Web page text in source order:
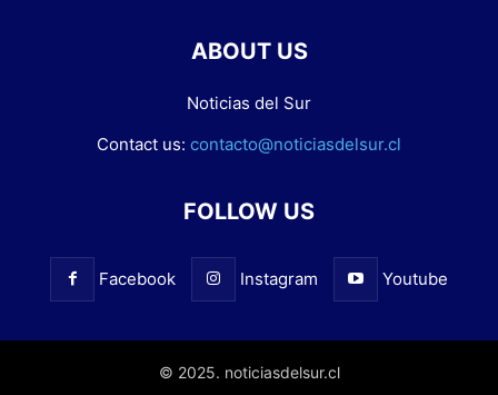
ABOUT US
Noticias del Sur
Contact us: contacto@noticiasdelsur.cl
FOLLOW US
Facebook Instagram Youtube
© 2025. noticiasdelsur.cl